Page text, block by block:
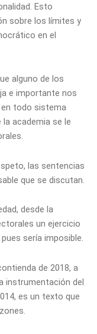
Esto
sobre los límites y
en el
alguno de los
e importante nos
todo sistema
academia se le
las sentencias
que se discutan.
desde la
un ejercicio
sería imposible.
de 2018, a
instrumentación del
es un texto que